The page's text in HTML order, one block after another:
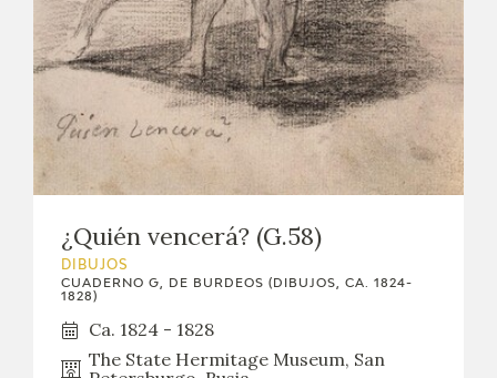
¿Quién vencerá? (G.58)
DIBUJOS
CUADERNO G, DE BURDEOS (DIBUJOS, CA. 1824-
1828)
Ca. 1824 - 1828
The State Hermitage Museum, San